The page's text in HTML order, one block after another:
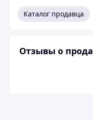
Каталог продавца
Отзывы о